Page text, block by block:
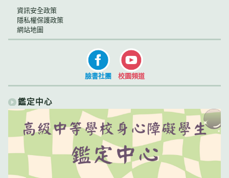
資訊安全政策
隱私權保護政策
網站地圖
臉書社團 校園頻道
鑑定中心